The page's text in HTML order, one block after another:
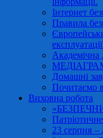
Інтернет
Правила
Академічна
Домашні
Почитаємо
Виховна робота
23 серпня –